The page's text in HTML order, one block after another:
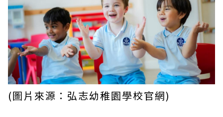
(圖片來源：弘志幼稚園學校官網)